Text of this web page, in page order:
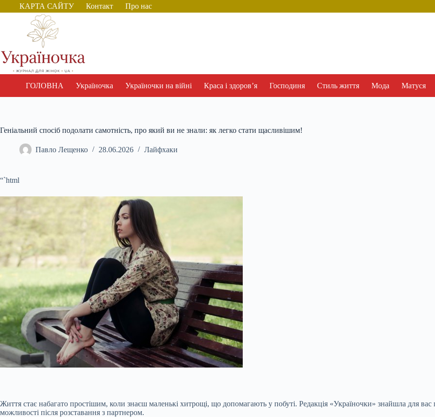
Перейти
до
КАРТА САЙТУ Контакт Про нас
ГОЛОВНА Україночка Україночки на війні Краса і здоров’я Господиня Стиль життя Мода Матуся
Геніальний спосіб подолати самотність, про який ви не знали: як легко стати щасливішим!
Павло Лещенко 28.06.2026 Лайфхаки
“`html
Життя стає набагато простішим, коли знаєш маленькі хитрощі, що допомагають у побуті. Редакція «Україночки» знайшла для вас
можливості після розставання з партнером.